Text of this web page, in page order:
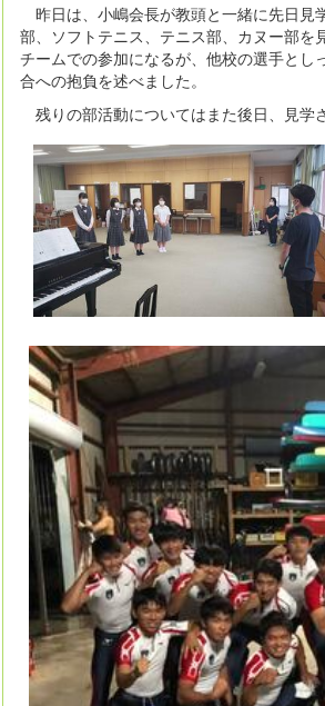
昨日は、小嶋会長が教頭と一緒に先日見
部、ソフトテニス、テニス部、カヌー部
チームでの参加になるが、他校の選手と
合への抱負を述べました。
残りの部活動についてはまた後日、見学